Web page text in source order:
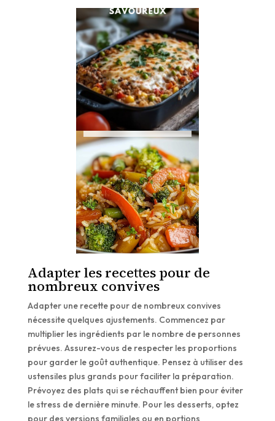
Adapter les recettes pour de
nombreux convives
Adapter une recette pour de nombreux convives
nécessite quelques ajustements. Commencez par
multiplier les ingrédients par le nombre de personnes
prévues. Assurez-vous de respecter les proportions
pour garder le goût authentique. Pensez à utiliser des
ustensiles plus grands pour faciliter la préparation.
Prévoyez des plats qui se réchauffent bien pour éviter
le stress de dernière minute. Pour les desserts, optez
pour des versions familiales ou en portions